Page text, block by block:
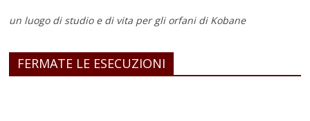
un luogo di studio e di vita per gli orfani di Kobane
FERMATE LE ESECUZIONI